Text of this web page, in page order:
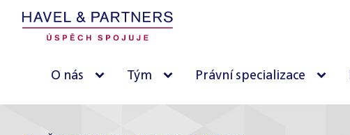
O nás Tým Právní specializace